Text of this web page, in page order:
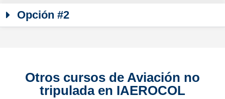
Opción #2
Otros cursos de Aviación no
tripulada en IAEROCOL